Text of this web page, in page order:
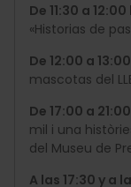
De 11:30 a 12:00
«Historias de
De 12:00 a
mascotas del
De 17:00 a
mil i una
del Museu de
A las 17:30 y a